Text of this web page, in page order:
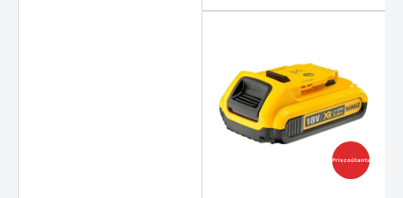
(10
Prix coûtants